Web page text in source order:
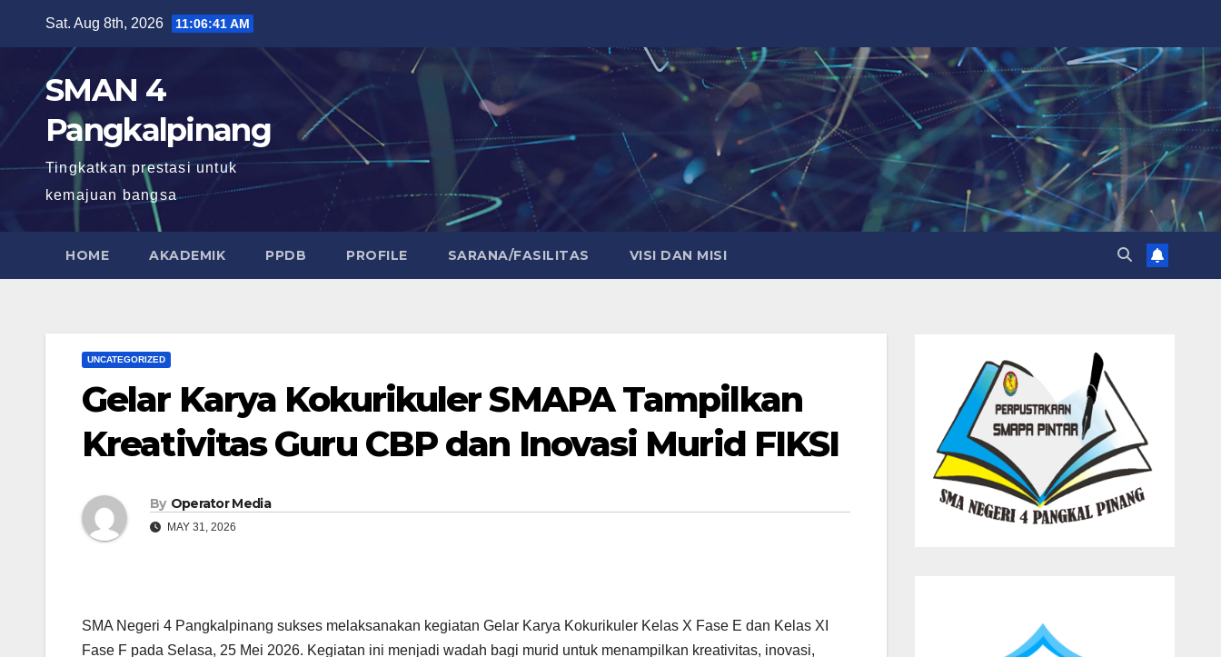
Sat. Aug 8th, 2026 11:06:41 AM
SMAN 4
Pangkalpinang
Tingkatkan prestasi untuk
kemajuan bangsa
HOME AKADEMIK PPDB PROFILE SARANA/FASILITAS VISI DAN MISI
UNCATEGORIZED
Gelar Karya Kokurikuler SMAPA Tampilkan
Kreativitas Guru CBP dan Inovasi Murid FIKSI
By Operator Media
MAY 31, 2026
SMA Negeri 4 Pangkalpinang sukses melaksanakan kegiatan Gelar Karya Kokurikuler Kelas X Fase E dan Kelas XI
Fase F pada Selasa, 25 Mei 2026. Kegiatan ini menjadi wadah bagi murid untuk menampilkan kreativitas, inovasi,